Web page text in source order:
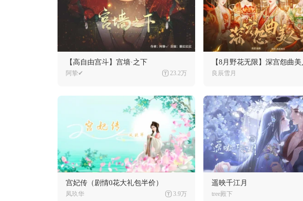
【高自由宫斗】宫墙·之下
阿挚✔ 23.2万
【8月野花无限】深宫怨曲美
良辰雪月
宫妃传（剧情0花大礼包半价）
凤玖华 3.9万
遥映千江月
tree殿下